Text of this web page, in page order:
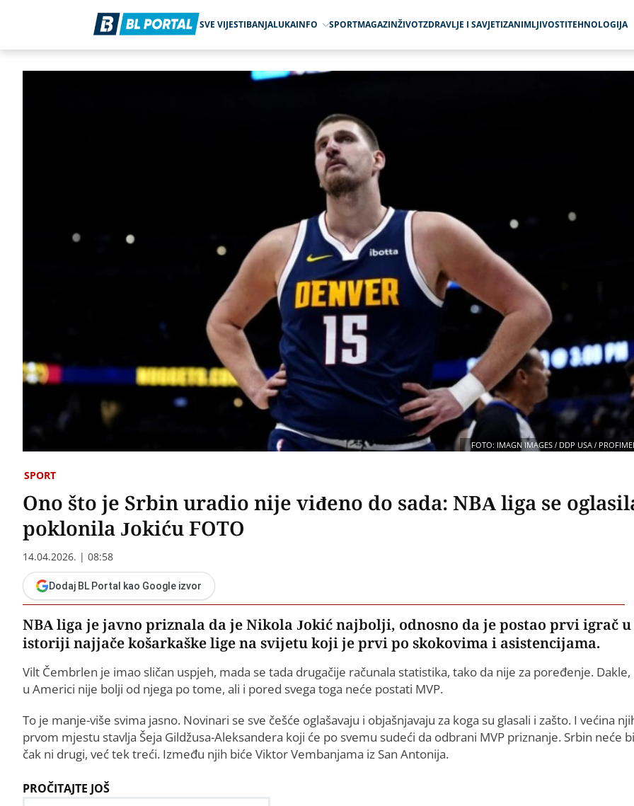
SVE VIJESTIBANJALUKAINFO SPORTMAGAZINŽIVOTZDRAVLJE I SAVJETIZANIMLJIVOSTITEHNOLOGIJA
FOTO: IMAGN IMAGES / DDP USA /
SPORT
Ono što je Srbin uradio nije viđeno do sada: NBA liga se
poklonila Jokiću FOTO
14.04.2026. | 08:58
Dodaj BL Portal kao Google izvor
NBA liga je javno priznala da je Nikola Jokić najbolji, odnosno da je postao prvi igrač u
istoriji najjače košarkaške lige na svijetu koji je prvi po skokovima i asistencijama.
Vilt Čembrlen je imao sličan uspjeh, mada se tada drugačije računala statistika, tako da nije za poređenje.
u Americi nije bolji od njega po tome, ali i pored svega toga neće postati MVP.
To je manje-više svima jasno. Novinari se sve češće oglašavaju i objašnjavaju za koga su glasali i zašto. I većina
prvom mjestu stavlja Šeja Gildžusa-Aleksandera koji će po svemu sudeći da odbrani MVP priznanje. Srbin neće
čak ni drugi, već tek treći. Između njih biće Viktor Vembanjama iz San Antonija.
PROČITAJTE JOŠ